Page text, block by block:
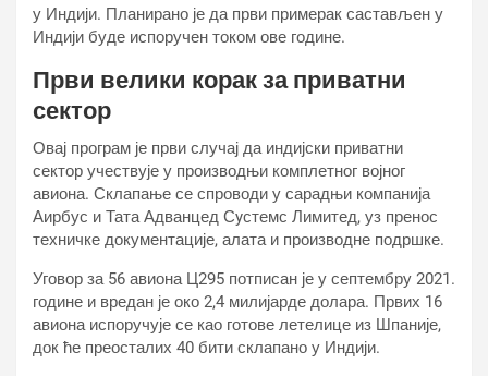
у Индији. Планирано је да први примерак састављен у
Индији буде испоручен током ове године.
Први велики корак за приватни
сектор
Овај програм је први случај да индијски приватни
сектор учествује у производњи комплетног војног
авиона. Склапање се спроводи у сарадњи компанија
Аирбус и Тата Адванцед Сyстемс Лимитед, уз пренос
техничке документације, алата и производне подршке.
Уговор за 56 авиона Ц295 потписан је у септембру 2021.
године и вредан је око 2,4 милијарде долара. Првих 16
авиона испоручује се као готове летелице из Шпаније,
док ће преосталих 40 бити склапано у Индији.